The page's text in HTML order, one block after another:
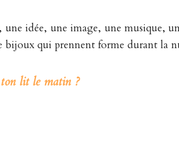
idée, une image, une musique,
bijoux qui prennent forme durant la
ton lit le matin ?